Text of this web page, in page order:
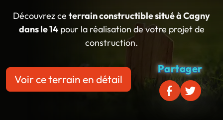
Découvrez ce terrain constructible situé à Cagny
dans le 14pour la réalisation de votre projet de
construction.
Voir ce terrain en détail
Partager